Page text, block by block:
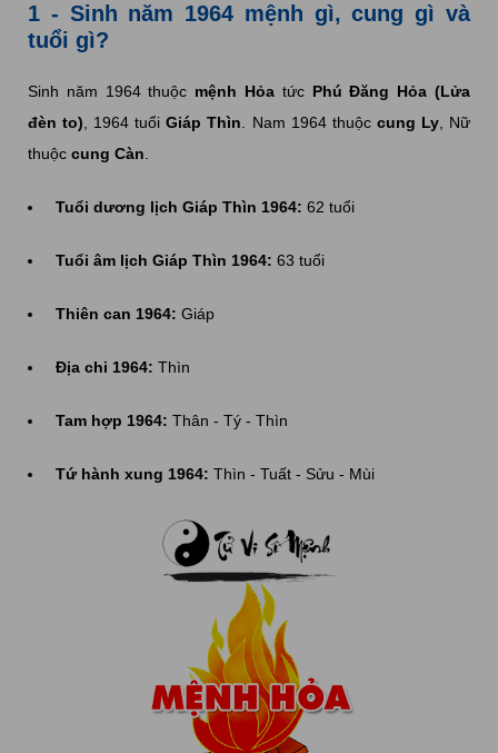
1 - Sinh năm 1964 mệnh gì, cung gì và
tuổi gì?
Sinh năm 1964 thuộc mệnh Hỏa tức Phú Đăng Hỏa (Lửa
đèn to) , 1964 tuổiGiáp Thìn . Nam 1964 thuộc cung Ly, Nữ
thuộc cung Càn
Tuổi dương lịch Giáp Thìn 1964: 62 tuổi
Tuổi âm lịch Giáp Thìn 1964: 63 tuổi
Thiên can 1964: Giáp
Địa chi 1964: Thìn
Tam hợp 1964: Thân - Tý - Thìn
Tứ hành xung 1964: Thìn - Tuất - Sửu - Mùi